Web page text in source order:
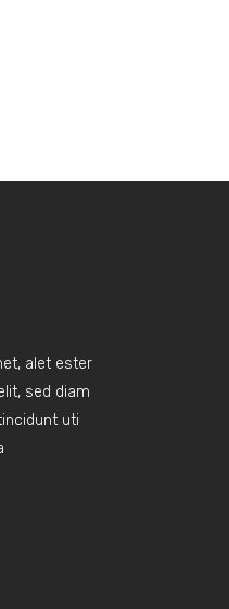
alet ester
sed diam
uti